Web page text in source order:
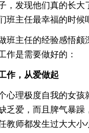
，发现他们真的长大
班主任最幸福的时候
班主任的经验感悟颇
作是需要做好的：
作，从爱做起
心理极度自我的女孩
乏爱，而且脾气暴躁
教师都发生过大大小